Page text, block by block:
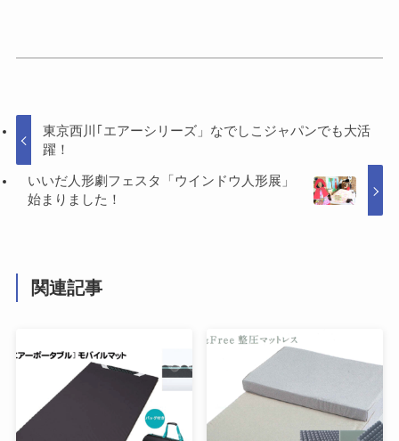
東京西川｢エアーシリーズ」なでしこジャパンでも大活
躍！
いいだ人形劇フェスタ「ウインドウ人形展」
始まりました！
関連記事